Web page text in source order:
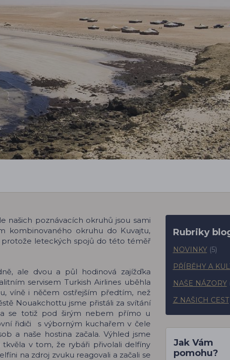
našich poznávacích okruhů jsou sami
kombinovaného okruhu do Kuvajtu,
protože leteckých spojů do této téměř
ale dvou a půl hodinová zajížďka
servisem Turkish Airlines uběhla
víně i něčem ostřejším předtím, než
Nouakchottu jsme přistáli za svítání
se totiž pod širým nebem přímo u
řidiči s výborným kuchařem v čele
a naše hostina začala. Výhled jsme
v tom, že rybáři přivolali delfíny
na zdroj zvuku reagovali a začali se
Rubriky
NOVINKY (5)
PŘÍBĚHY A
NAŠE NÁZORY
Z NAŠICH CEST
Jak Vám
pomohu?